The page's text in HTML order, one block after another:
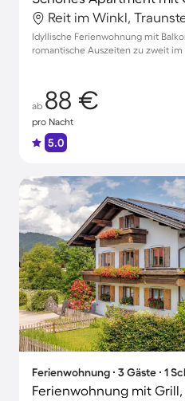
Reit im Winkl,
Idyllische Ferienwohnung mit
romantische Auszeiten zu zweit im
ab 88 €
pro Nacht
5.0
Ferienwohnung ∙ 3 Gäste ∙ 1